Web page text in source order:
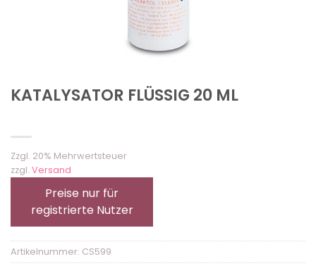
KATALYSATOR FLÜSSIG 20 ML
Zzgl. 20% Mehrwertsteuer
zzgl. Versand
Preise nur für
registrierte Nutzer
Artikelnummer: CS599